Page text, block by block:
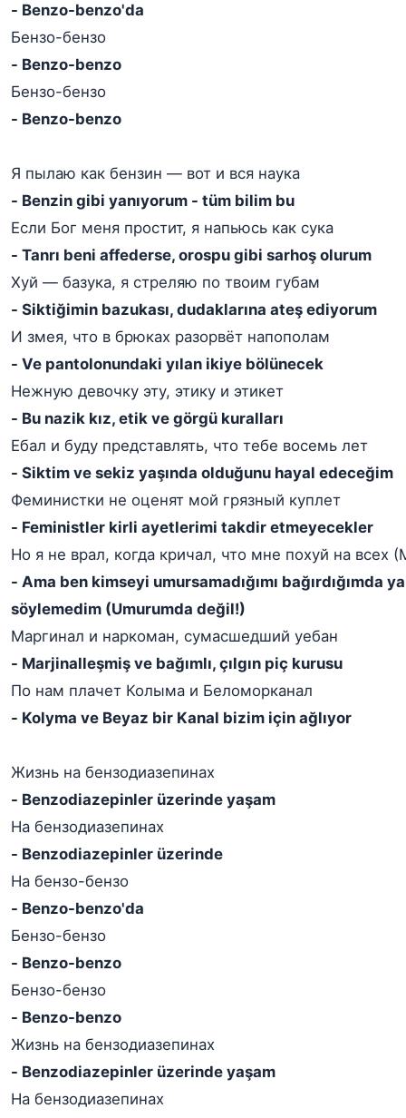
- Benzo-benzo'da
Бензо-бензо
- Benzo-benzo
Бензо-бензо
- Benzo-benzo
Я пылаю как бензин — вот и вся наука
- Benzin gibi yanıyorum - tüm bilim bu
Если Бог меня простит, я напьюсь как сука
- Tanrı beni affederse, orospu gibi sarhoş olurum
Хуй — базука, я стреляю по твоим губам
- Siktiğimin bazukası, dudaklarına ateş ediyorum
И змея, что в брюках разорвёт напополам
- Ve pantolonundaki yılan ikiye bölünecek
Нежную девочку эту, этику и этикет
- Bu nazik kız, etik ve görgü kuralları
Ебал и буду представлять, что тебе восемь лет
- Siktim ve sekiz yaşında olduğunu hayal edeceğim
Феминистки не оценят мой грязный куплет
- Feministler kirli ayetlerimi takdir etmeyecekler
Но я не врал, когда кричал, что мне похуй на всех
- Ama ben kimseyi umursamadığımı bağırdığımda
söylemedim (Umurumda değil!)
Маргинал и наркоман, сумасшедший уебан
- Marjinalleşmiş ve bağımlı, çılgın piç kurusu
По нам плачет Колыма и Беломорканал
- Kolyma ve Beyaz bir Kanal bizim için ağlıyor
Жизнь на бензодиазепинах
- Benzodiazepinler üzerinde yaşam
На бензодиазепинах
- Benzodiazepinler üzerinde
На бензо-бензо
- Benzo-benzo'da
Бензо-бензо
- Benzo-benzo
Бензо-бензо
- Benzo-benzo
Жизнь на бензодиазепинах
- Benzodiazepinler üzerinde yaşam
На бензодиазепинах